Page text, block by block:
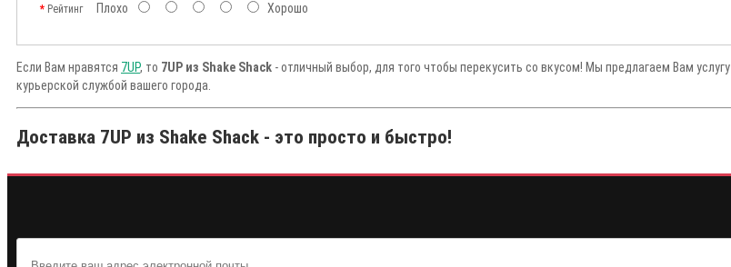
РейтингПлохо Хорошо
Если Вам нравятся 7UP, то 7UP из Shake Shack - отличный выбор, для того чтобы перекусить со вкусом! Мы предлагаем Вам услугу
курьерской службой вашего города.
Доставка 7UP из Shake Shack - это просто и быстро!